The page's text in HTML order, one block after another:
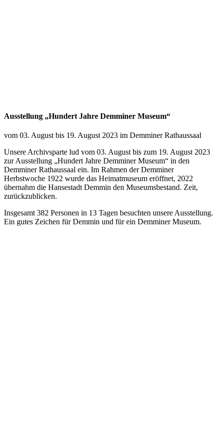
Ausstellung „Hundert Jahre Demminer Museum“
vom 03. August bis 19. August 2023 im Demminer Rathaussaal
Unsere Archivsparte lud vom 03. August bis zum 19. August 2023
zur Ausstellung „Hundert Jahre Demminer Museum“ in den
Demminer Rathaussaal ein. Im Rahmen der Demminer
Herbstwoche 1922 wurde das Heimatmuseum eröffnet, 2022
übernahm die Hansestadt Demmin den Museumsbestand. Zeit,
zurückzublicken.
Insgesamt 382 Personen in 13 Tagen besuchten unsere Ausstellung.
Ein gutes Zeichen für Demmin und für ein Demminer Museum.